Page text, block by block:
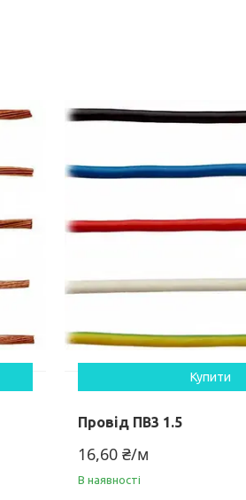
Купити
Провід ПВ3 1.5
16,60 ₴/м
В наявності